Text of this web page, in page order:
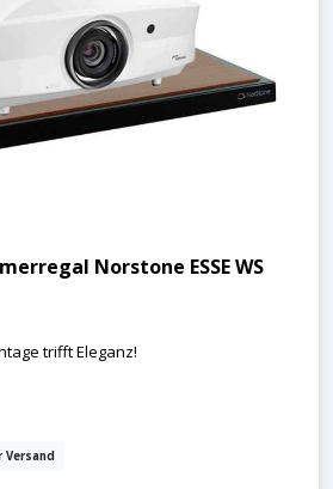
Norstone ESSE WS
trifft Eleganz!
Versand